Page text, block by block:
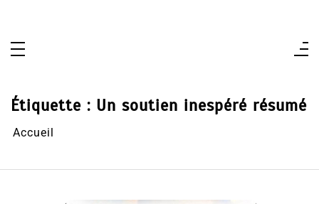
Étiquette : Un soutien inespéré résumé
Accueil